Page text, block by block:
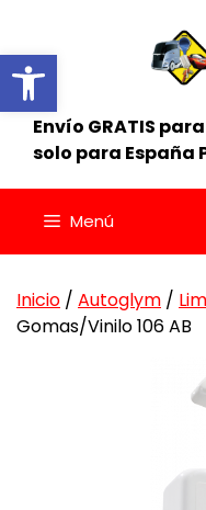
Abrir barra de
contenido
Envío GRATIS
solo para España
Menú
Inicio / Autoglym /
Gomas/Vinilo 106 AB